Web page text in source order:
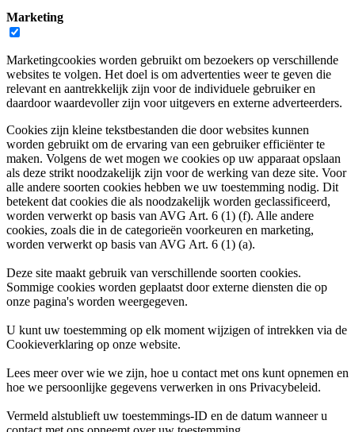
Marketing
Marketingcookies worden gebruikt om bezoekers op verschillende
websites te volgen. Het doel is om advertenties weer te geven die
relevant en aantrekkelijk zijn voor de individuele gebruiker en
daardoor waardevoller zijn voor uitgevers en externe adverteerders.
Cookies zijn kleine tekstbestanden die door websites kunnen
worden gebruikt om de ervaring van een gebruiker efficiënter te
maken. Volgens de wet mogen we cookies op uw apparaat opslaan
als deze strikt noodzakelijk zijn voor de werking van deze site. Voor
alle andere soorten cookies hebben we uw toestemming nodig. Dit
betekent dat cookies die als noodzakelijk worden geclassificeerd,
worden verwerkt op basis van AVG Art. 6 (1) (f). Alle andere
cookies, zoals die in de categorieën voorkeuren en marketing,
worden verwerkt op basis van AVG Art. 6 (1) (a).
Deze site maakt gebruik van verschillende soorten cookies.
Sommige cookies worden geplaatst door externe diensten die op
onze pagina's worden weergegeven.
U kunt uw toestemming op elk moment wijzigen of intrekken via de
Cookieverklaring op onze website.
Lees meer over wie we zijn, hoe u contact met ons kunt opnemen en
hoe we persoonlijke gegevens verwerken in ons Privacybeleid.
Vermeld alstublieft uw toestemmings-ID en de datum wanneer u